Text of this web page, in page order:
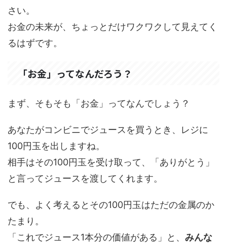
さい。
お金の未来が、ちょっとだけワクワクして見えてく
るはずです。
「お金」ってなんだろう？
まず、そもそも「お金」ってなんでしょう？
あなたがコンビニでジュースを買うとき、レジに
100円玉を出しますね。
相手はその100円玉を受け取って、「ありがとう」
と言ってジュースを渡してくれます。
でも、よく考えるとその100円玉はただの金属のか
たまり。
「これでジュース1本分の価値がある」と、 みんな